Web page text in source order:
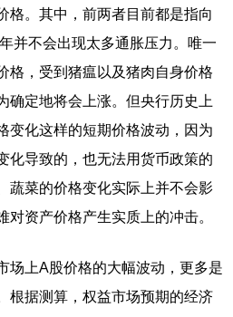
格。其中，前两者目前都是指向
并不会出现太多通胀压力。唯一
格，受到猪瘟以及猪肉自身价格
确定地将会上涨。但央行历史上
变化这样的短期价格波动，因为
化导致的，也无法用货币政策的
蔬菜的价格变化实际上并不会影
对资产价格产生实质上的冲击。
上A股价格的大幅波动，更多是
根据测算，权益市场预期的经济